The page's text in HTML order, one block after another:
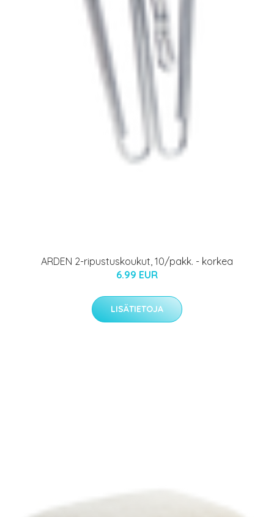
ARDEN 2-ripustuskoukut, 10/pakk. - korkea
6.99 EUR
LISÄTIETOJA